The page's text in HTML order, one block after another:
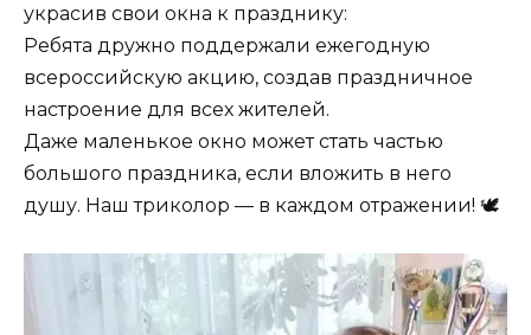
украсив свои окна к празднику:
Ребята дружно поддержали ежегодную
всероссийскую акцию, создав праздничное
настроение для всех жителей.
Даже маленькое окно может стать частью
большого праздника, если вложить в него
душу. Наш триколор — в каждом отражении! 🕊